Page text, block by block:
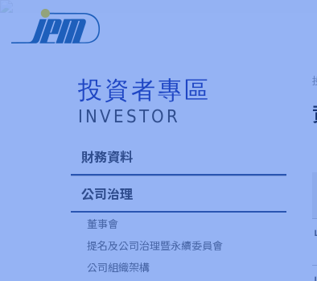
投資者專區
INVESTOR
財務資料
公司治理
董事會
提名及公司治理暨永續委員會
公司組織架構